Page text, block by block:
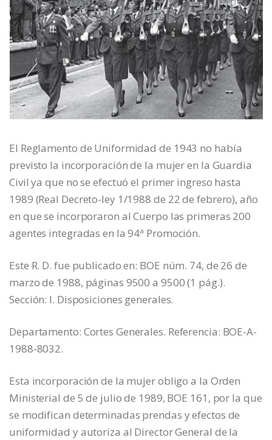
El Reglamento de Uniformidad de 1943 no había
previsto la incorporación de la mujer en la Guardia
Civil ya que no se efectuó el primer ingreso hasta
1989 (Real Decreto-ley 1/1988 de 22 de febrero), año
en que se incorporaron al Cuerpo las primeras 200
agentes integradas en la 94ª Promoción.
Este R. D. fue publicado en: BOE núm. 74, de 26 de
marzo de 1988, páginas 9500 a 9500 (1 pág.).
Sección: I. Disposiciones generales.
Departamento: Cortes Generales. Referencia: BOE-A-
1988-8032.
Esta incorporación de la mujer obligo a la Orden
Ministerial de 5 de julio de 1989, BOE 161, por la que
se modifican determinadas prendas y efectos de
uniformidad y autoriza al Director General de la